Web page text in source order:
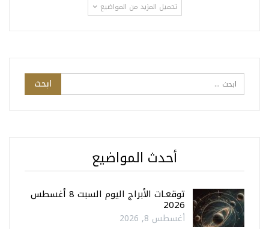
تحميل المزيد من المواضيع
أحدث المواضيع
توقعـات الأبراج اليوم السبت 8 أغسطس
2026
أغسطس 8, 2026